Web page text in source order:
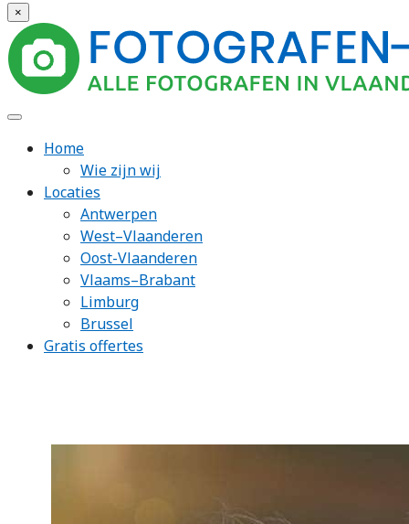
×
Home
Wie zijn wij
Locaties
Antwerpen
West–Vlaanderen
Oost-Vlaanderen
Vlaams–Brabant
Limburg
Brussel
Gratis offertes